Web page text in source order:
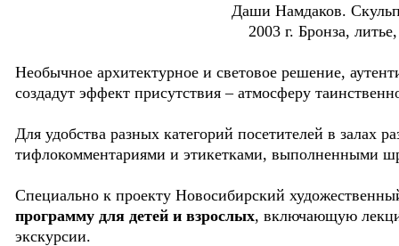
Даши Намдаков.
2003 г. Бронза,
Необычное архитектурное и световое решение,
создадут эффект присутствия – атмосферу
Для удобства разных категорий посетителей в залах
тифлокомментариями и этикетками, выполненными
Специально к проекту Новосибирский
программу для детей и взрослых, включающую
экскурсии.